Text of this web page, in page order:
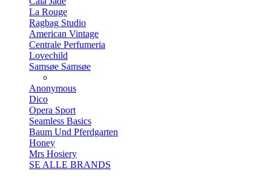
La Rouge
Ragbag Studio
American Vintage
Centrale Perfumeria
Lovechild
Samsøe Samsøe
Anonymous
Dico
Opera Sport
Seamless Basics
Baum Und Pferdgarten
Honey
Mrs Hosiery
SE ALLE BRANDS